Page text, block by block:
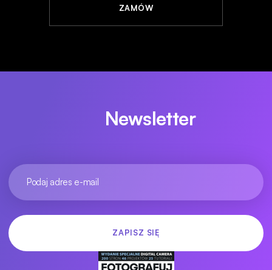
ZAMÓW
Newsletter